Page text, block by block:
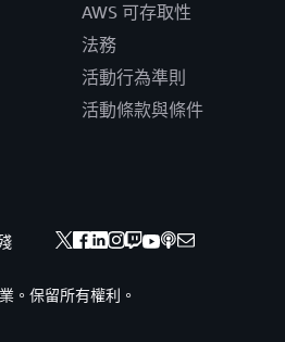
AWS 可存取性
法務
活動行為準則
活動條款與條件
。保留所有權利。